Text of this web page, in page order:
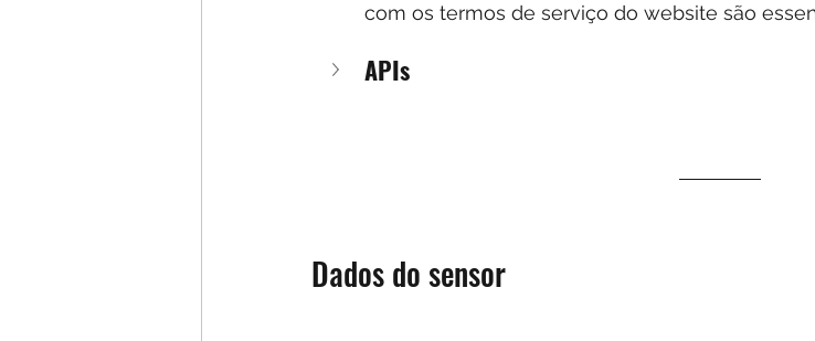
com os termos de serviço do website são
APIs
Dados do sensor